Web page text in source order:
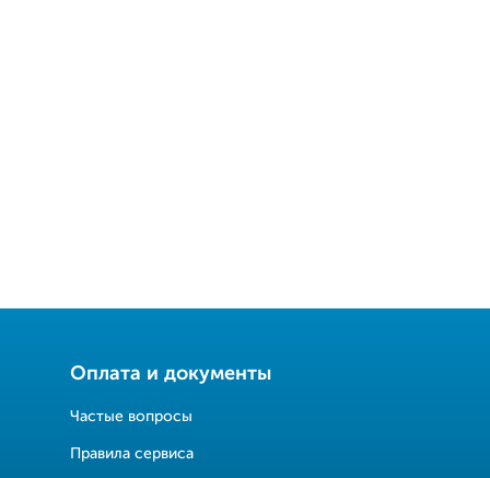
Оплата и документы
Частые вопросы
Правила сервиса